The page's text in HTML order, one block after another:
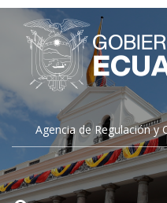
Agencia de Regulación y